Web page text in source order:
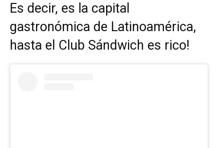
Es decir, es la capital
gastronómica de Latinoamérica,
hasta el Club Sándwich es rico!